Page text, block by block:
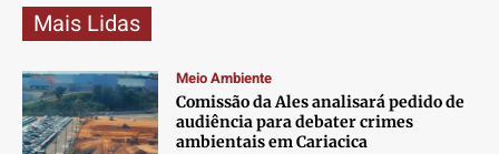
Mais Lidas
Meio Ambiente
Comissão da Ales analisará pedido de
audiência para debater crimes
ambientais em Cariacica